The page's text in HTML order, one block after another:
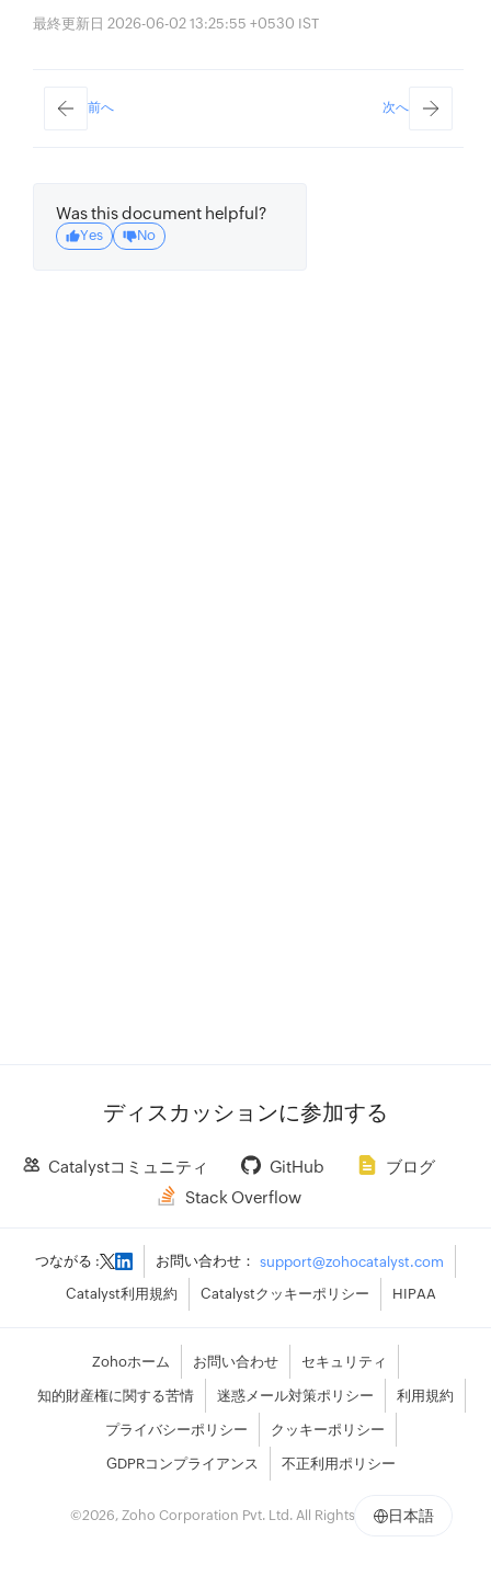
最終更新日 2026-06-02 13:25:55 +0530 IST
前へ 次へ
Was this document helpful?
Yes No
ディスカッションに参加する
Catalystコミュニティ GitHub
ブログ
Stack Overflow
つながる : お問い合わせ： support@zohocatalyst.com
Catalyst利用規約
Catalystクッキーポリシー HIPAA
Zohoホーム お問い合わせ セキュリティ
知的財産権に関する苦情 迷惑メール対策ポリシー 利用規約
プライバシーポリシー クッキーポリシー
GDPRコンプライアンス 不正利用ポリシー
©2026, Zoho Corporation Pvt. Ltd. All Rights Reserved.
日本語